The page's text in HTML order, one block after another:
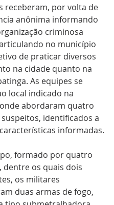
receberam, por volta de
anônima informando
criminosa
no município
de praticar diversos
na cidade quanto na
As equipes se
local indicado na
abordaram quatro
identificados a
informadas.
formado por quatro
dentre os quais dois
os militares
duas armas de fogo,